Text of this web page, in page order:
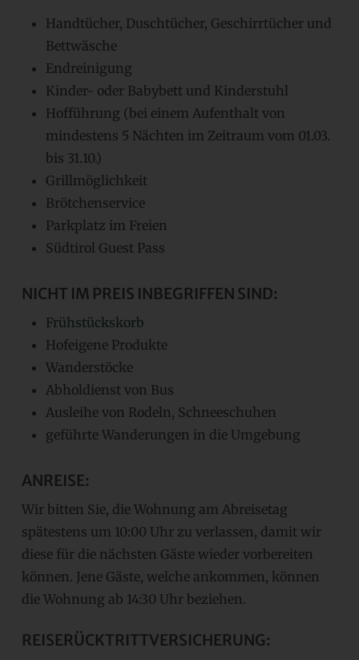
Handtücher, Duschtücher, Geschirrtücher und
Bettwäsche
Endreinigung
Kinder- oder Babybett und Kinderstuhl
Hofführung (bei einem Aufenthalt von
mindestens 5 Nächten im Zeitraum vom 01.03.
bis 31.10.)
Grillmöglichkeit
Brötchenservice
Parkplatz im Freien
Südtirol Guest Pass
NICHT IM PREIS INBEGRIFFEN SIND:
Frühstückskorb
Hofeigene Produkte
Wanderstöcke
Abholdienst von Bus
Ausleihe von Rodeln, Schneeschuhen
geführte Wanderungen in die Umgebung
ANREISE:
Wir bitten Sie, die Wohnung am Abreisetag
spätestens um 10:00 Uhr zu verlassen, damit wir
diese für die nächsten Gäste wieder vorbereiten
können. Jene Gäste, welche ankommen, können
die Wohnung ab 14:30 Uhr beziehen.
REISERÜCKTRITTVERSICHERUNG: